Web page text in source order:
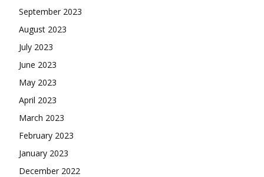
September 2023
August 2023
July 2023
June 2023
May 2023
April 2023
March 2023
February 2023
January 2023
December 2022